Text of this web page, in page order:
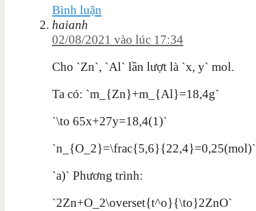
Bình luận
haianh
02/08/2021 vào lúc 17:34
Cho `Zn`, `Al` lần lượt là `x, y` mol.
Ta có: `m_{Zn}+m_{Al}=18,4g`
`\to 65x+27y=18,4(1)`
`n_{O_2}=\frac{5,6}{22,4}=0,25(mol)`
`a)` Phương trình:
`2Zn+O_2\overset{t^o}{\to}2ZnO`